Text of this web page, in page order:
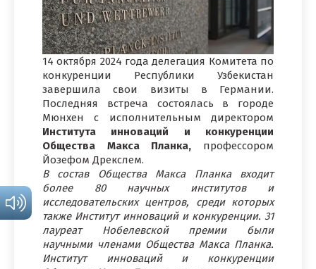
14 октября 2024 года делегация Комитета по
конкуренции Республики Узбекистан
завершила свои визиты в Германии.
Последняя встреча состоялась в городе
Мюнхен с исполнительным директором
Института инноваций и конкуренции
Общества Макса Планка, профессором
Йозефом Дрекслем.
В состав Общества Макса Планка входит
более 80 научных институтов и
исследовательских центров, среди которых
также Институт инноваций и конкуренции. 31
лауреат Нобелевской премии были
научными членами Общества Макса Планка.
Институт инноваций и конкуренции